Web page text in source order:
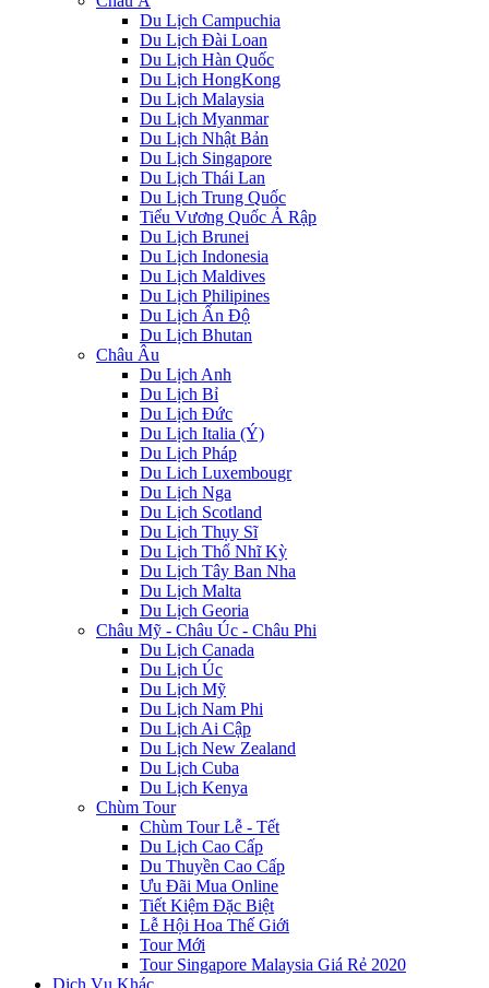
Du Lịch Campuchia
Du Lịch Đài Loan
Du Lịch Hàn Quốc
Du Lịch HongKong
Du Lịch Malaysia
Du Lịch Myanmar
Du Lịch Nhật Bản
Du Lịch Singapore
Du Lịch Thái Lan
Du Lịch Trung Quốc
Tiểu Vương Quốc Ả Rập
Du Lịch Brunei
Du Lịch Indonesia
Du Lịch Maldives
Du Lịch Philipines
Du Lịch Ấn Độ
Du Lịch Bhutan
Châu Âu
Du Lịch Anh
Du Lịch Bỉ
Du Lịch Đức
Du Lịch Italia (Ý)
Du Lịch Pháp
Du Lich Luxembougr
Du Lịch Nga
Du Lịch Scotland
Du Lịch Thụy Sĩ
Du Lịch Thổ Nhĩ Kỳ
Du Lịch Tây Ban Nha
Du Lịch Malta
Du Lịch Georia
Châu Mỹ - Châu Úc - Châu Phi
Du Lịch Canada
Du Lịch Úc
Du Lịch Mỹ
Du Lịch Nam Phi
Du Lịch Ai Cập
Du Lịch New Zealand
Du Lịch Cuba
Du Lịch Kenya
Chùm Tour
Chùm Tour Lễ - Tết
Du Lịch Cao Cấp
Du Thuyền Cao Cấp
Ưu Đãi Mua Online
Tiết Kiệm Đặc Biệt
Lễ Hội Hoa Thế Giới
Tour Mới
Tour Singapore Malaysia Giá Rẻ 2020
Dịch Vụ Khác